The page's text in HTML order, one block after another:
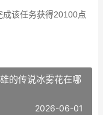
该任务获得20100点
的传说冰雾花在哪
2026-06-01